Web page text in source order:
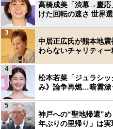
高橋成美「渋幕→慶応
けた回転の速さ 世界
中居正広氏が熊本地
わらないチャリティ
3
松本若菜「ジュラシ
み》論争再燃…暗雲漂
4
神戸への“聖地帰還”
年ぶりの里帰り」は実
5